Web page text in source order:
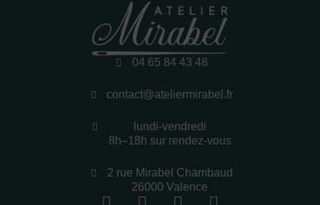
04 65 84 43 48
contact@ateliermirabel.fr
lundi-vendredi
8h–18h sur rendez-vous
2 rue Mirabel Chambaud
26000 Valence